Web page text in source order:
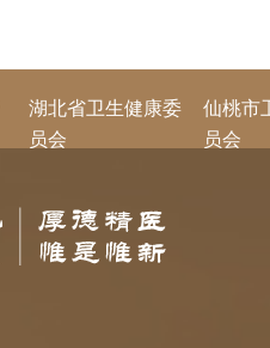
湖北省卫生健康委
员会
仙桃市
员会